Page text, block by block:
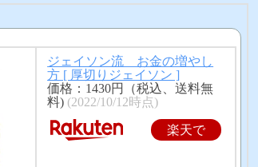
ジェイソン流 お金の増やし
方 [ 厚切りジェイソン ]
価格：1430円（税込、送料無
料) (2022/10/12時点)
楽天で